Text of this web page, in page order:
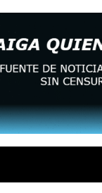
AGOSTO 6, 2026
AGOSTO 6, 2026